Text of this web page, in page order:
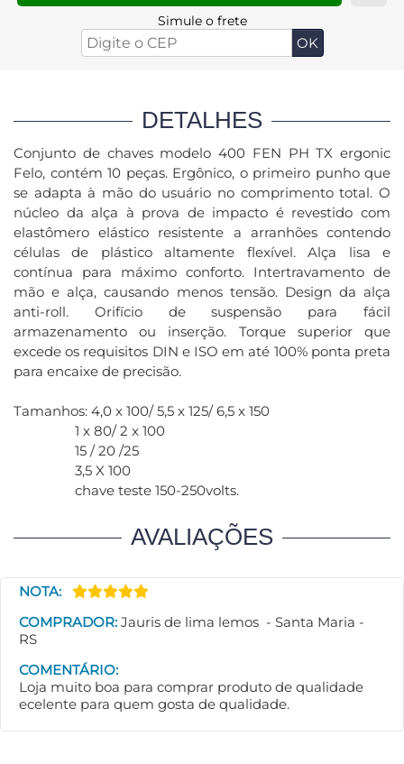
Simule o frete
DETALHES
Conjunto de chaves modelo 400 FEN PH TX ergonic
Felo, contém 10 peças. Ergônico, o primeiro punho que
se adapta à mão do usuário no comprimento total. O
núcleo da alça à prova de impacto é revestido com
elastômero elástico resistente a arranhões contendo
células de plástico altamente flexível. Alça lisa e
contínua para máximo conforto. Intertravamento de
mão e alça, causando menos tensão. Design da alça
anti-roll. Orifício de suspensão para fácil
armazenamento ou inserção. Torque superior que
excede os requisitos DIN e ISO em até 100% ponta preta
para encaixe de precisão.
Tamanhos: 4,0 x 100/ 5,5 x 125/ 6,5 x 150
1 x 80/ 2 x 100
15 / 20 /25
3,5 X 100
chave teste 150-250volts.
AVALIAÇÕES
NOTA:
COMPRADOR: Jauris de lima lemos - Santa Maria -
RS
COMENTÁRIO:
Loja muito boa para comprar produto de qualidade
ecelente para quem gosta de qualidade.